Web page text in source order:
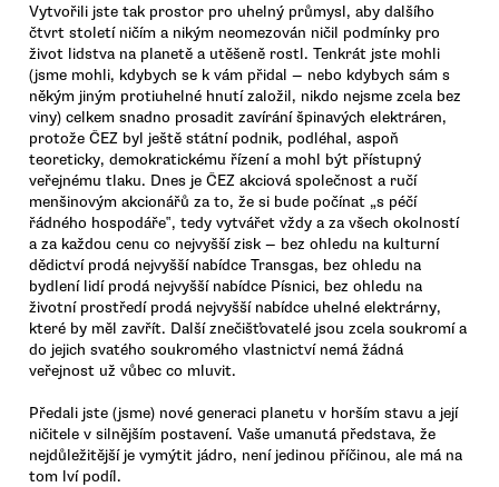
Vytvořili jste tak prostor pro uhelný průmysl, aby dalšího
čtvrt století ničím a nikým neomezován ničil podmínky pro
život lidstva na planetě a utěšeně rostl. Tenkrát jste mohli
(jsme mohli, kdybych se k vám přidal — nebo kdybych sám s
někým jiným protiuhelné hnutí založil, nikdo nejsme zcela bez
viny) celkem snadno prosadit zavírání špinavých elektráren,
protože ČEZ byl ještě státní podnik, podléhal, aspoň
teoreticky, demokratickému řízení a mohl být přístupný
veřejnému tlaku. Dnes je ČEZ akciová společnost a ručí
menšinovým akcionářů za to, že si bude počínat „s péčí
řádného hospodáře‟, tedy vytvářet vždy a za všech okolností
a za každou cenu co nejvyšší zisk — bez ohledu na kulturní
dědictví prodá nejvyšší nabídce Transgas, bez ohledu na
bydlení lidí prodá nejvyšší nabídce Písnici, bez ohledu na
životní prostředí prodá nejvyšší nabídce uhelné elektrárny,
které by měl zavřít. Další znečišťovatelé jsou zcela soukromí a
do jejich svatého soukromého vlastnictví nemá žádná
veřejnost už vůbec co mluvit.
Předali jste (jsme) nové generaci planetu v horším stavu a její
ničitele v silnějším postavení. Vaše umanutá představa, že
nejdůležitější je vymýtit jádro, není jedinou příčinou, ale má na
tom lví podíl.